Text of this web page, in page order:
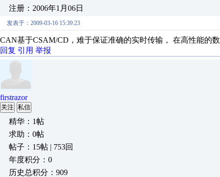
注册：2006年1月06日
发表于：2009-03-16 15:39:23
CAN基于CSAM/CD，难于保证准确的实时传输， 在高性能的
回复 引用 举报
firstrazor
关注 私信
精华：1帖
求助：0帖
帖子：15帖 | 753回
年度积分：0
历史总积分：909